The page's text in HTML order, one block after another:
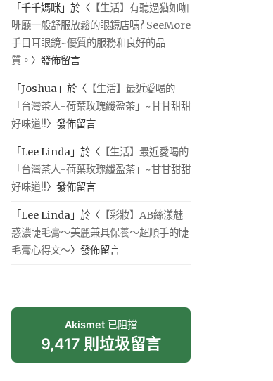
「千千媽咪 」於〈 【生活】有聽過猶如咖
啡廳一般舒服放鬆的眼鏡店嗎? SeeMore
手目耳眼鏡~優質的服務和良好的品
質。 〉發佈留言
「Joshua 」於〈 【生活】最近愛喝的
「台灣茶人-荷葉玫瑰纖盈茶」~甘甘甜甜
好味道!!〉發佈留言
「Lee Linda 」於〈 【生活】最近愛喝的
「台灣茶人-荷葉玫瑰纖盈茶」~甘甘甜甜
好味道!!〉發佈留言
「Lee Linda 」於〈 【彩妝】AB絲漾魅
惑濃睫毛膏～美麗兼具保養～超順手的睫
毛膏心得文～〉發佈留言
Akismet 已阻擋
9,417 則垃圾留言